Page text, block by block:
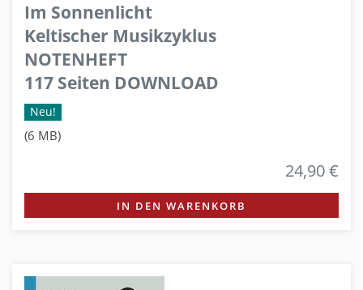
Im Sonnenlicht
Keltischer Musikzyklus
NOTENHEFT
117 Seiten DOWNLOAD
Neu!
(6 MB)
24,90 €
IN DEN WARENKORB